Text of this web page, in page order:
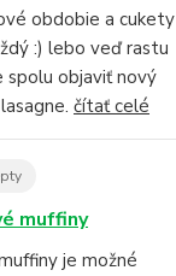
obdobie a cukety
:) lebo veď rastu
spolu objaviť nový
čítať celé
muffiny
je možné